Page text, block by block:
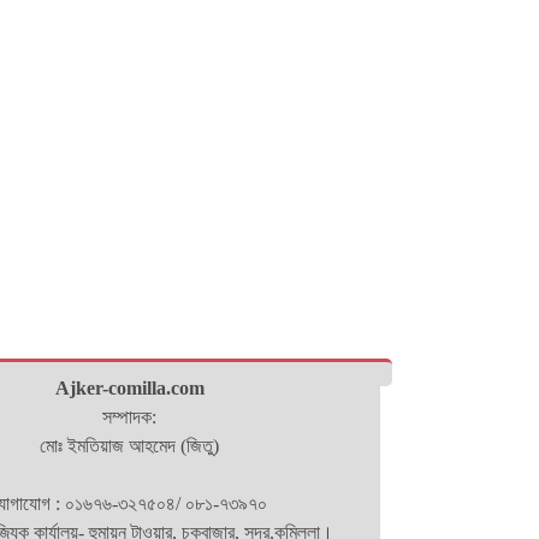
Ajker-comilla.com
সম্পাদক:
মোঃ ইমতিয়াজ আহমেদ (জিতু)
: ০১৬৭৬-৩২৭৫০৪/ ০৮১-৭৩৯৭০
কার্যালয়- হুমায়ন টাওয়ার, চকবাজার, সদর,কুমিল্লা।